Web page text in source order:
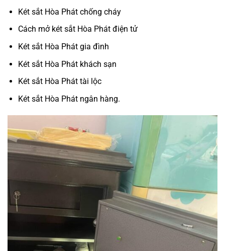
Két sắt Hòa Phát chống cháy
Cách mở két sắt Hòa Phát điện tử
Két sắt Hòa Phát gia đình
Két sắt Hòa Phát khách sạn
Két sắt Hòa Phát tài lộc
Két sắt Hòa Phát ngân hàng.